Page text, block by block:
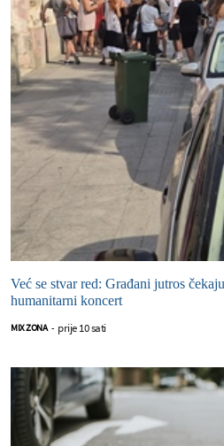
Već se stvar red: Građani jutros
humanitarni koncert
MIX ZONA - prije 10 sati